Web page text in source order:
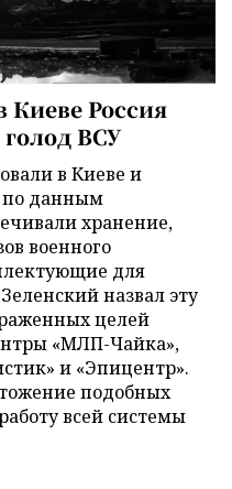
Киеве Россия
ВСУ
в Киеве и
по данным
хранение,
военного
для
назвал эту
целей
«МЛП-Чайка»,
и «Эпицентр».
подобных
всей системы